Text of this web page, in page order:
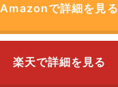
Amazonで詳細を見る
楽天で詳細を見る